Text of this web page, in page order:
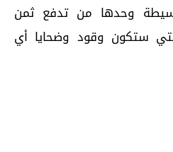
وحدها من تدفع ثمن
ستكون وقود وضحايا أي